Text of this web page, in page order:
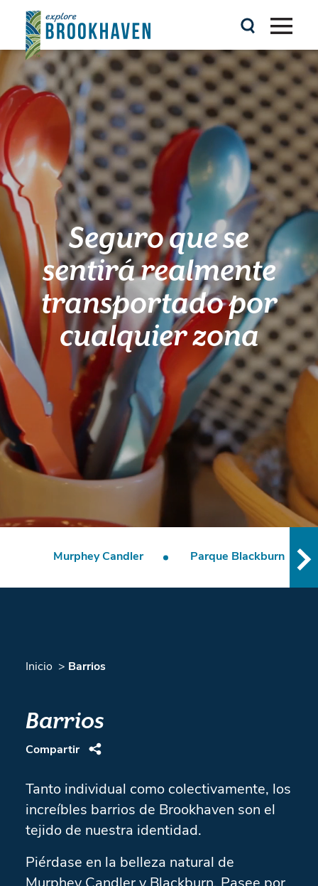
Ir al contenido
Seguro que se
sentirá realmente
transportado por
cualquier zona
Murphey Candler Parque Blackburn
Inicio Barrios
Barrios
Compartir
Tanto individual como colectivamente, los
increíbles barrios de Brookhaven son el
tejido de nuestra identidad.
Piérdase en la belleza natural de